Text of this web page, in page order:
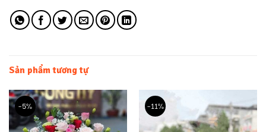
Sản phẩm tương tự
-5% -11%